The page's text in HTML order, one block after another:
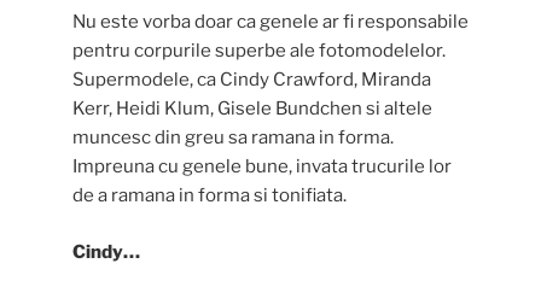
Nu este vorba doar ca genele ar fi responsabile
pentru corpurile superbe ale fotomodelelor.
Supermodele, ca Cindy Crawford, Miranda
Kerr, Heidi Klum, Gisele Bundchen si altele
muncesc din greu sa ramana in forma.
Impreuna cu genele bune, invata trucurile lor
de a ramana in forma si tonifiata.
Cindy…